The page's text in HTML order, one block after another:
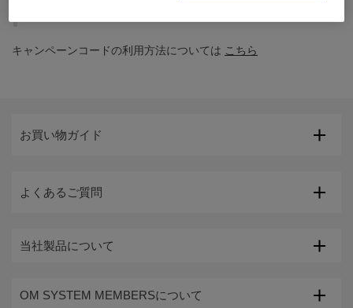
お買い物ガイド
よくあるご質問
当社製品について
OM SYSTEM MEMBERSについて
キャンペーンコードの利用方法については こちら